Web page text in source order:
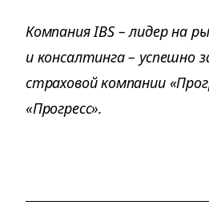
Компания IBS – лидер на
и консалтинга – успешно
страховой компании
«Прогресс».